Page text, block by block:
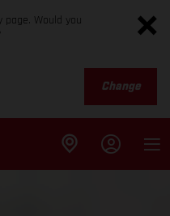
Would you
Change